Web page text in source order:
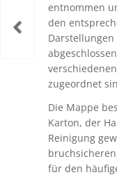
entnommen
den
zugeordnet
Die Mappe
Karton, der
Reinigung
für den